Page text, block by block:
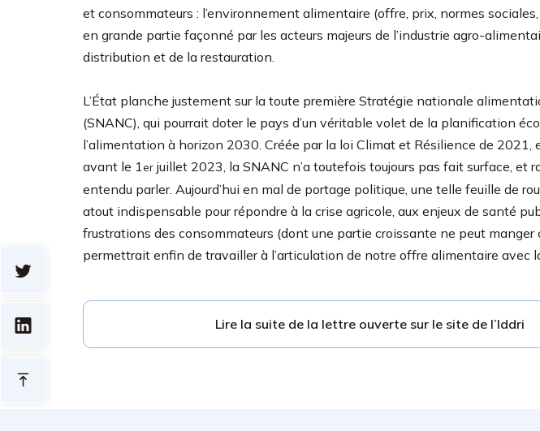
et consommateurs : l’environnement alimentaire (offre, prix, normes
en grande partie façonné par les acteurs majeurs de l’industrie agro-
distribution et de la restauration.
L’État planche justement sur la toute première Stratégie nationale
(SNANC), qui pourrait doter le pays d’un véritable volet de la planification
l’alimentation à horizon 2030. Créée par la loi Climat et Résilience de 2021,
avant le 1er juillet 2023, la SNANC n’a toutefois toujours pas fait surface, et
entendu parler. Aujourd’hui en mal de portage politique, une telle feuille de
atout indispensable pour répondre à la crise agricole, aux enjeux de santé
frustrations des consommateurs (dont une partie croissante ne peut manger
permettrait enfin de travailler à l’articulation de notre offre alimentaire avec
Lire la suite de la lettre ouverte sur le site de l’Iddri